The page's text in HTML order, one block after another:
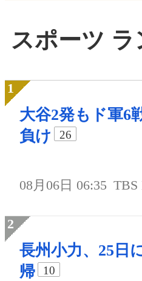
スポーツ
大谷2発もド軍6
負け
26
08月06日 06:35 TBS
長州小力、25日
帰
10